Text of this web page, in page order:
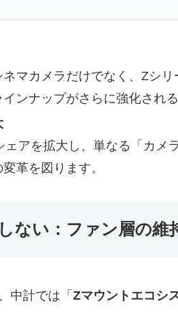
マカメラだけでなく、Zシ
ンナップがさらに強化される
アを拡大し、単なる「カメ
革を図ります。
ない：ファン層の維
中計では「 Zマウントエコシ